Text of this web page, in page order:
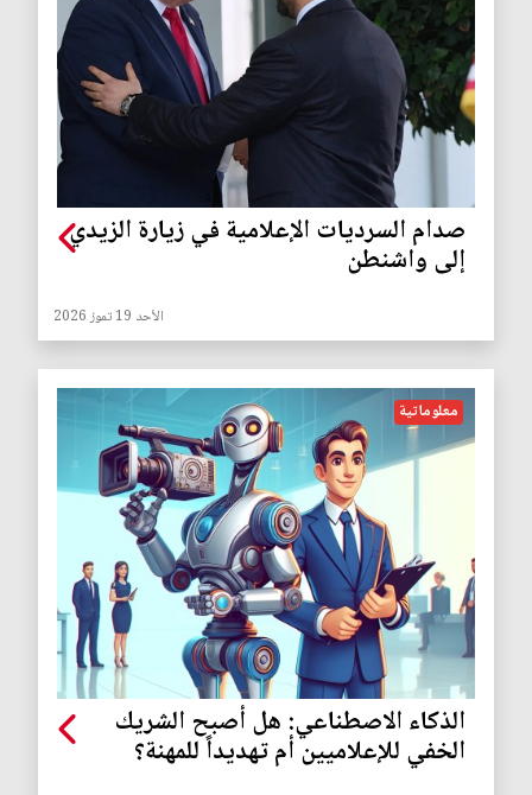
صدام السرديات الإعلامية في زيارة الزيدي
إلى واشنطن
الأحد 19 تموز 2026
معلوماتية
الذكاء الاصطناعي: هل أصبح الشريك
الخفي للإعلاميين أم تهديداً للمهنة؟